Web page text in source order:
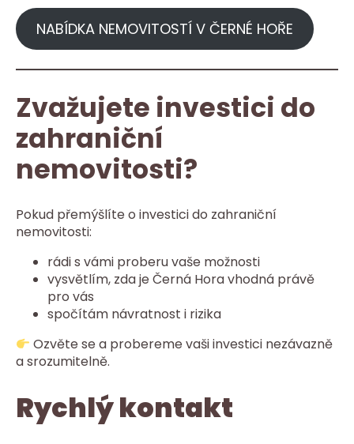
NABÍDKA NEMOVITOSTÍ V ČERNÉ HOŘE
Zvažujete investici do
zahraniční
nemovitosti?
Pokud přemýšlíte o investici do zahraniční
nemovitosti:
rádi s vámi proberu vaše možnosti
vysvětlím, zda je Černá Hora vhodná právě
pro vás
spočítám návratnost i rizika
Ozvěte se a probereme vaši investici nezávazně
a srozumitelně.
Rychlý kontakt